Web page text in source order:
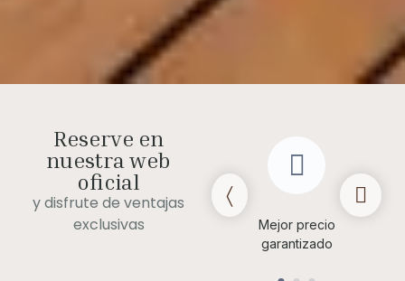
Reserve en
nuestra web
oficial
y disfrute de ventajas
exclusivas
Late check out (bajo
Mejor precio
garantizado